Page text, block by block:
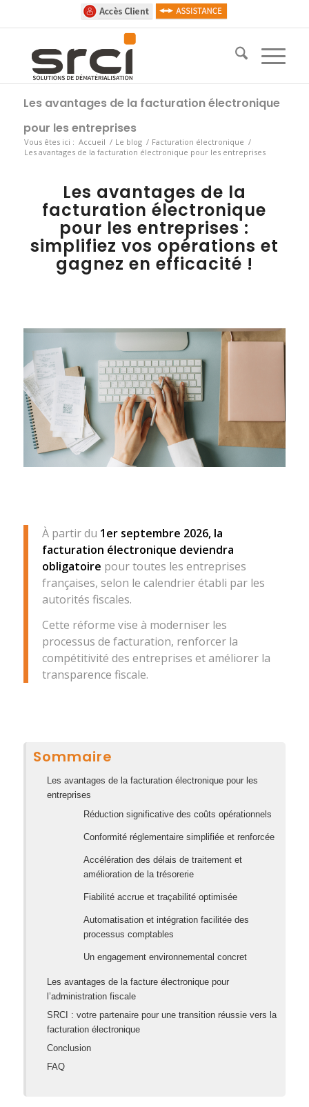
Les avantages de la facturation électronique
pour les entreprises
Vous êtes ici : Accueil / Le blog / Facturation électronique /
Les avantages de la facturation électronique pour les entreprises
Les avantages de la
facturation électronique
pour les entreprises :
simplifiez vos opérations et
gagnez en efficacité !
À partir du 1er septembre 2026, la
facturation électronique deviendra
obligatoire pour toutes les entreprises
françaises, selon le calendrier établi par les
autorités fiscales.
Cette réforme vise à moderniser les
processus de facturation, renforcer la
compétitivité des entreprises et améliorer la
transparence fiscale. ​
Sommaire
Les avantages de la facturation électronique pour les
entreprises
Réduction significative des coûts opérationnels
Conformité réglementaire simplifiée et renforcée
Accélération des délais de traitement et
amélioration de la trésorerie
Fiabilité accrue et traçabilité optimisée
Automatisation et intégration facilitée des
processus comptables
Un engagement environnemental concret
Les avantages de la facture électronique pour
l’administration fiscale
SRCI : votre partenaire pour une transition réussie vers la
facturation électronique
Conclusion
FAQ